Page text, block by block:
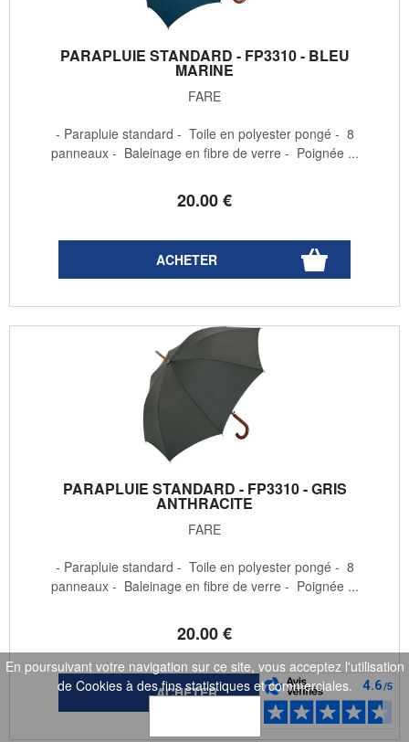
PARAPLUIE STANDARD - FP3310 - BLEU
MARINE
FARE
20.00€
- Parapluie standard - Toile en polyester pongé - 8
panneaux - Baleinage en fibre de verre - Poignée ...
PARAPLUIE STANDARD - FP3310 - GRIS
ANTHRACITE
FARE
20.00€
- Parapluie standard - Toile en polyester pongé - 8
panneaux - Baleinage en fibre de verre - Poignée ...
En poursuivant votre navigation sur ce site, vous acceptez l'utilisation
de Cookies à des fins statistiques et commerciales.